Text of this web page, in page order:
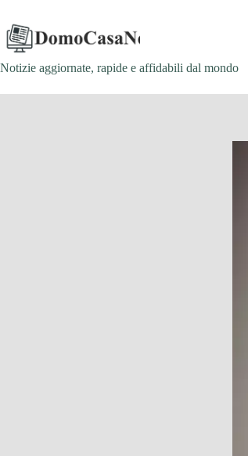
contenuto
Notizie aggiornate, rapide e affidabili dal mondo